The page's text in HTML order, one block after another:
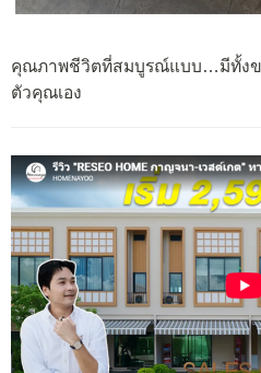
คุณภาพชีวิตที่สมบูรณ์แบบ…มีทั้งข
ตัวคุณเอง